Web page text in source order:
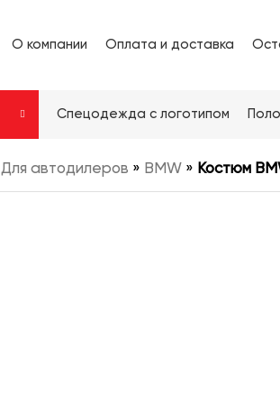
О компании Оплата и доставка
Спецодежда с логотипом
Для автодилеров » BMW » Костюм